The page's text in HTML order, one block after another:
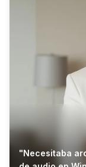
"Necesitaba